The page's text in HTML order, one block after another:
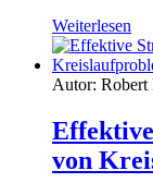
Weiterlesen
Autor: Robert
von